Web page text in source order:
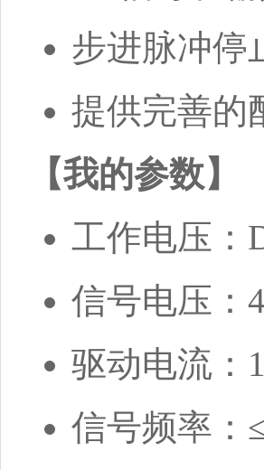
步进脉冲停
提供完善的
【我的参数】
工作电压：
信号电压：
驱动电流：
信号频率：